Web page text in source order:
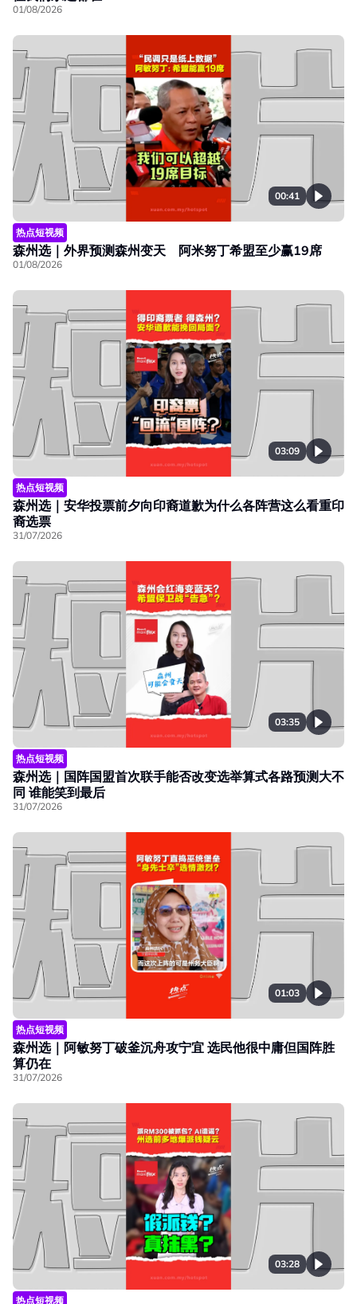
01/08/2026
00:41
热点短视频
森州选｜外界预测森州变天 阿米努丁希盟至少赢19席
01/08/2026
03:09
热点短视频
森州选｜安华投票前夕向印裔道歉为什么各阵营这么看重印
裔选票
31/07/2026
03:35
热点短视频
森州选｜国阵国盟首次联手能否改变选举算式各路预测大不
同 谁能笑到最后
31/07/2026
01:03
热点短视频
森州选｜阿敏努丁破釜沉舟攻宁宜 选民他很中庸但国阵胜
算仍在
31/07/2026
03:28
热点短视频